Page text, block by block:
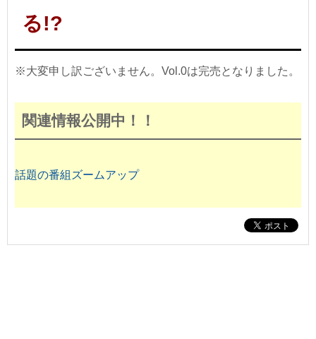
る!?
※大変申し訳ございません。Vol.0は完売となりました。
関連情報公開中！！
話題の番組ズームアップ